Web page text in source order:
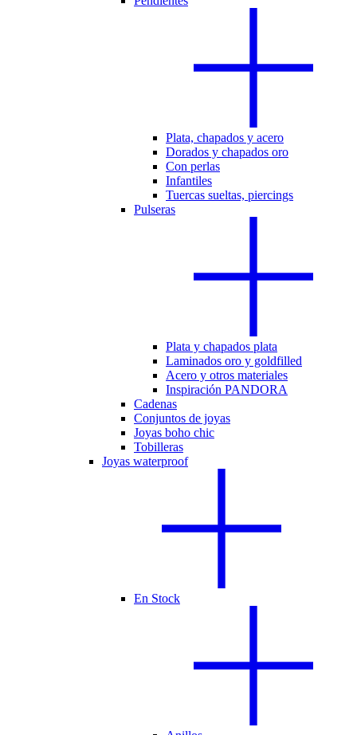
Plata, chapados y acero
Dorados y chapados oro
Con perlas
Infantiles
Tuercas sueltas, piercings
Pulseras
Plata y chapados plata
Laminados oro y goldfilled
Acero y otros materiales
Inspiración PANDORA
Cadenas
Conjuntos de joyas
Joyas boho chic
Tobilleras
Joyas waterproof
En Stock